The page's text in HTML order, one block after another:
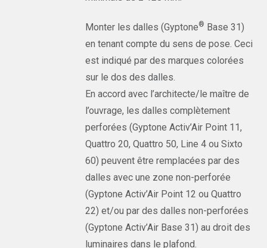
Monter les dalles (Gyptone® Base 31)
en tenant compte du sens de pose. Ceci
est indiqué par des marques colorées
sur le dos des dalles.
En accord avec l’architecte/le maître de
l’ouvrage, les dalles complètement
perforées (Gyptone Activ’Air Point 11,
Quattro 20, Quattro 50, Line 4 ou Sixto
60) peuvent être remplacées par des
dalles avec une zone non-perforée
(Gyptone Activ’Air Point 12 ou Quattro
22) et/ou par des dalles non-perforées
(Gyptone Activ’Air Base 31) au droit des
luminaires dans le plafond.